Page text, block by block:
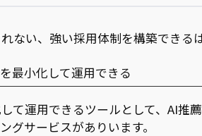
ない、強い採用体制を構築できる
最小化して運用できる
て運用できるツールとして、AI推
グサービスがありいます。